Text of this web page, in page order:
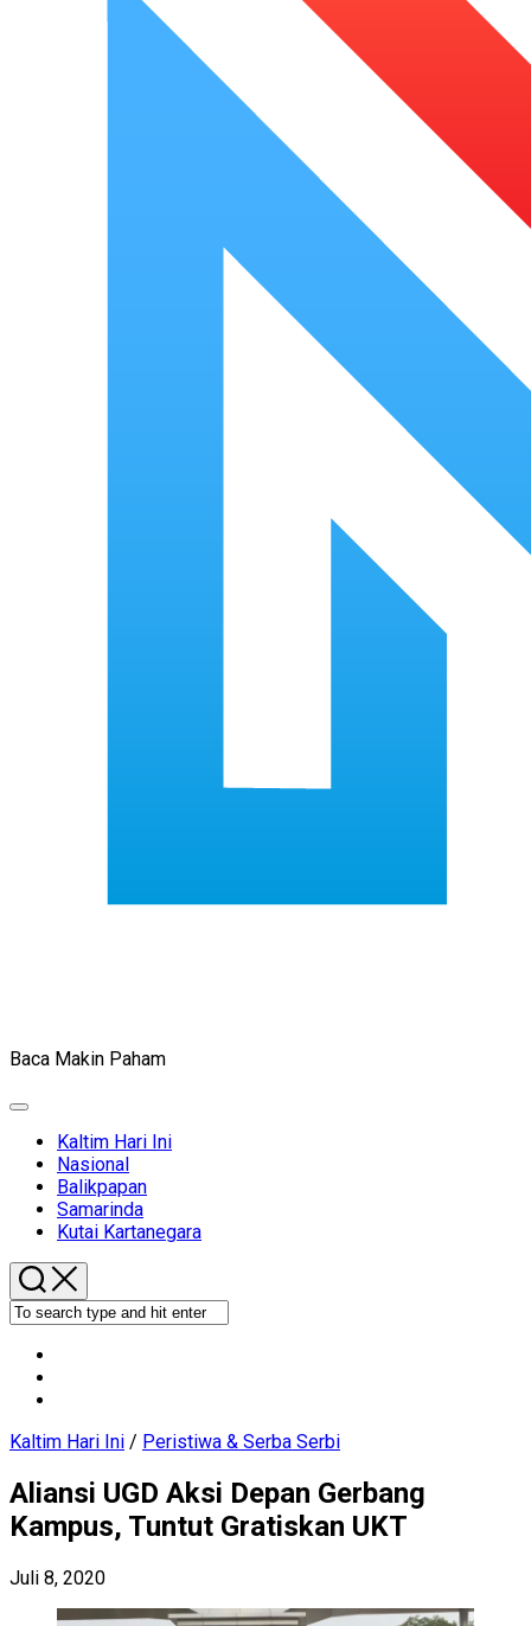
Baca Makin Paham
Expand
Current
Page
Parent
Kaltim Hari Ini
Nasional
Balikpapan
Samarinda
Kutai Kartanegara
Kaltim Hari Ini / Peristiwa & Serba Serbi
Aliansi UGD Aksi Depan Gerbang
Kampus, Tuntut Gratiskan UKT
Juli 8, 2020